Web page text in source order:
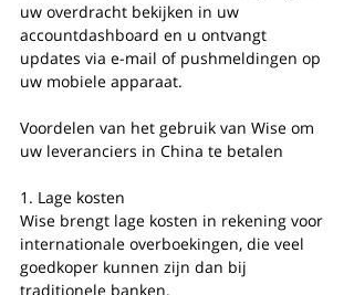
uw overdracht bekijken in uw
accountdashboard en u ontvangt
updates via e-mail of pushmeldingen op
uw mobiele apparaat.
Voordelen van het gebruik van Wise om
uw leveranciers in China te betalen
1. Lage kosten
Wise brengt lage kosten in rekening voor
internationale overboekingen, die veel
goedkoper kunnen zijn dan bij
traditionele banken.